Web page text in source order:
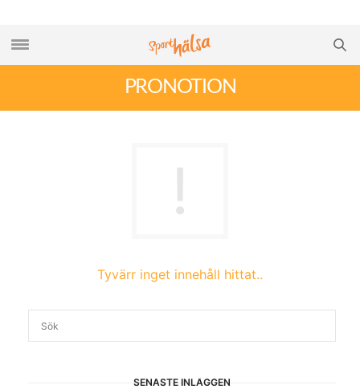
PRONOTION
Tyvärr inget innehåll hittat..
SENASTE INLÄGGEN